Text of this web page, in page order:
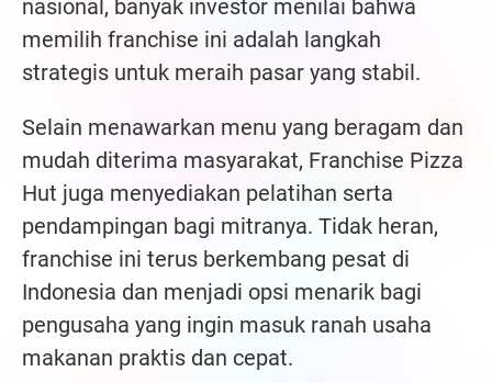
nasional, banyak investor menilai bahwa
memilih franchise ini adalah langkah
strategis untuk meraih pasar yang stabil.
Selain menawarkan menu yang beragam dan
mudah diterima masyarakat, Franchise Pizza
Hut juga menyediakan pelatihan serta
pendampingan bagi mitranya. Tidak heran,
franchise ini terus berkembang pesat di
Indonesia dan menjadi opsi menarik bagi
pengusaha yang ingin masuk ranah usaha
makanan praktis dan cepat.